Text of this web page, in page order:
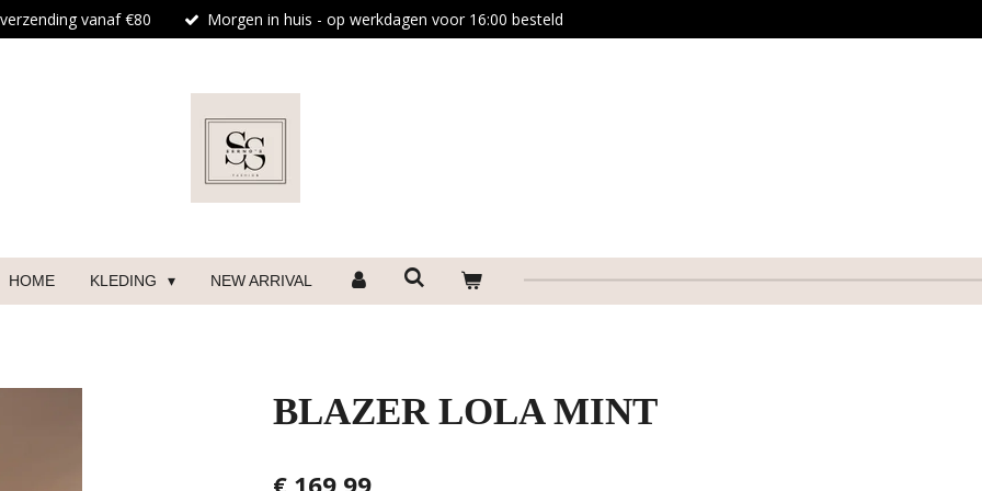
vanaf €80 Morgen in huis - op werkdagen voor 16:00 besteld
HOME KLEDING NEW ARRIVAL
BLAZER LOLA MINT